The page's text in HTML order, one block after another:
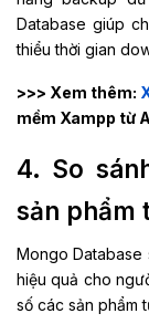
Database giúp
thiểu thời gian
>>> Xem thêm:
mềm Xampp từ
4. So
sản phẩm
Mongo Database
hiệu quả cho
số các sản phẩm